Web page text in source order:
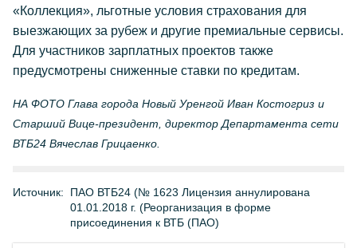
«Коллекция», льготные условия страхования для
выезжающих за рубеж и другие премиальные сервисы.
Для участников зарплатных проектов также
предусмотрены сниженные ставки по кредитам.
НА ФОТО Глава города Новый Уренгой Иван Костогриз и
Старший Вице-президент, директор Департамента сети
ВТБ24 Вячеслав Грицаенко.
Источник:
ПАО ВТБ24 (№ 1623 Лицензия аннулирована
01.01.2018 г. (Реорганизация в форме
присоединения к ВТБ (ПАО)